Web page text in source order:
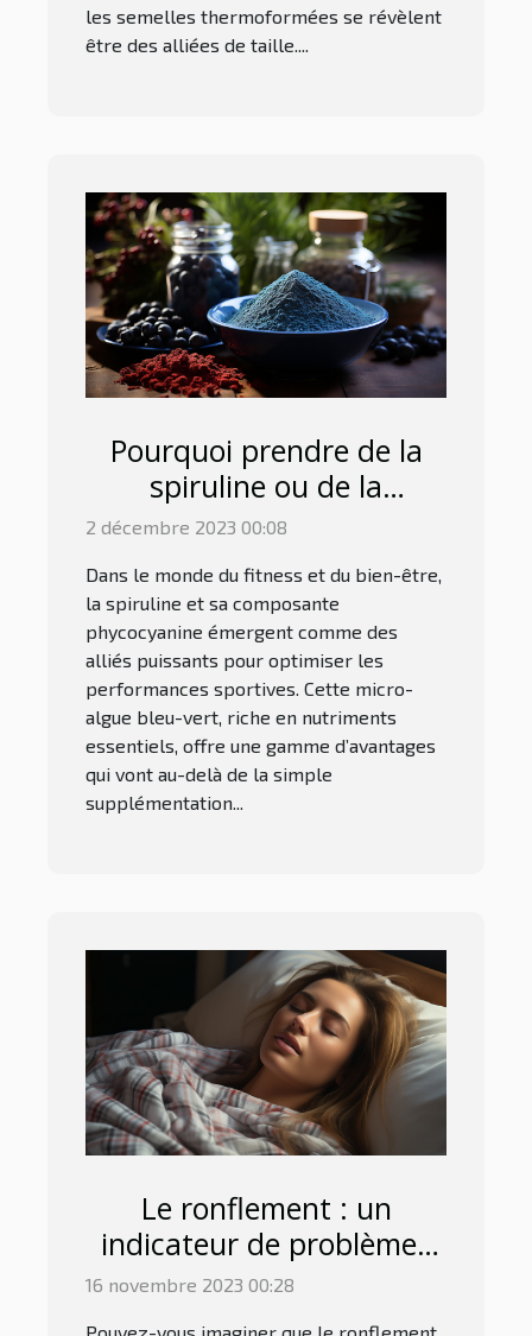
les semelles thermoformées se révèlent
être des alliées de taille....
Pourquoi prendre de la
spiruline ou de la
phycocyanine pour le
2 décembre 2023 00:08
Dans le monde du fitness et du bien-être,
la spiruline et sa composante
phycocyanine émergent comme des
alliés puissants pour optimiser les
performances sportives. Cette micro-
algue bleu-vert, riche en nutriments
essentiels, offre une gamme d’avantages
qui vont au-delà de la simple
supplémentation...
Le ronflement : un
indicateur de problèmes
de santé?
16 novembre 2023 00:28